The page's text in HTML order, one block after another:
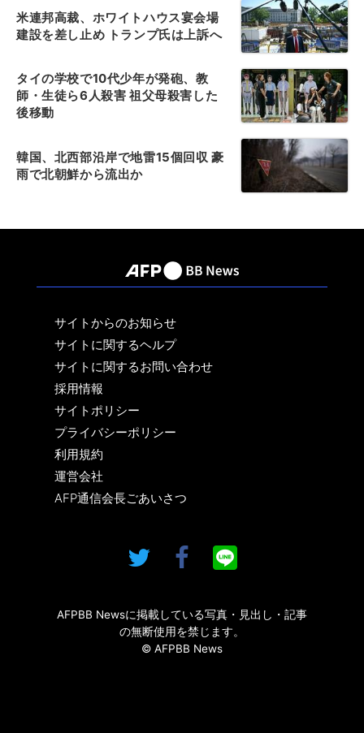
米連邦高裁、ホワイトハウス宴会場
建設を差し止め トランプ氏は上訴へ
タイの学校で10代少年が発砲、教
師・生徒ら6人殺害 祖父母殺害した
後移動
韓国、北西部沿岸で地雷15個回収 豪
雨で北朝鮮から流出か
サイトからのお知らせ
サイトに関するヘルプ
サイトに関するお問い合わせ
採用情報
サイトポリシー
プライバシーポリシー
利用規約
運営会社
AFP通信会長ごあいさつ
AFPBB Newsに掲載している写真・見出し・記事
の無断使用を禁じます。
© AFPBB News